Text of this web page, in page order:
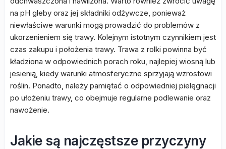
na pH gleby oraz jej składniki odżywcze, ponieważ
niewłaściwe warunki mogą prowadzić do problemów z
ukorzenieniem się trawy. Kolejnym istotnym czynnikiem jest
czas zakupu i położenia trawy. Trawa z rolki powinna być
kładziona w odpowiednich porach roku, najlepiej wiosną lub
jesienią, kiedy warunki atmosferyczne sprzyjają wzrostowi
roślin. Ponadto, należy pamiętać o odpowiedniej pielęgnacji
po ułożeniu trawy, co obejmuje regularne podlewanie oraz
nawożenie.
Jakie są najczęstsze przyczyny